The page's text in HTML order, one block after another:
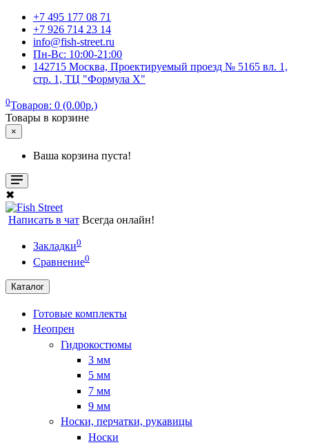
+7 495 177 08 71
+7 926 714 23 14
info@fish-street.ru
Пн-Вс: 10:00-21:00
142715 Москва, Проектируемый проезд № 5165 вл. 1,
стр. 1, ТЦ "Формула X"
0Товаров: 0 (0.00р.)
Товары в корзине
×
Ваша корзина пуста!
✖
Написать в чат Всегда онлайн!
Закладки0
Сравнение0
Каталог
Готовые комплекты
Неопрен
Гидрокостюмы
3 мм
5 мм
7 мм
9 мм
Носки, перчатки, рукавицы
Носки